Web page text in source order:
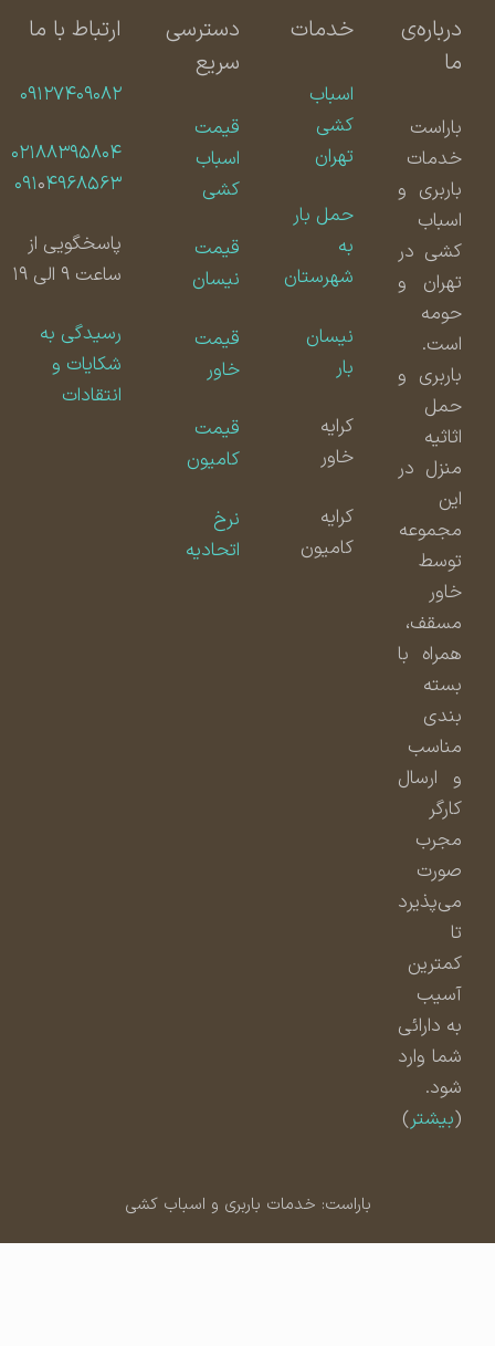
درباره‌ی
باراست
خدمات
باربری و
اسباب
کشی در
تهران و
حومه
است.
باربری و
حمل
اثاثیه
منزل در
مجموعه
توسط
مسقف،
همراه با
بسته
بندی
مناسب
و ارسال
مجرب
صورت
می‌پذیرد
کمترین
آسیب
به دارائی
شما وارد
شود.
بیشتر)
خدمات
اسباب
کشی
تهران
حمل بار
شهرستان
نیسان
کامیون
دسترسی
سریع
قیمت
اسباب
کشی
قیمت
نیسان
قیمت
قیمت
کامیون
اتحادیه
ارتباط با ما
۰۹۱۲۷۴۰۹۰۸۲
۰۲۱۸۸۳۹۵۸۰۴
۰۹۱۰۴۹۶۸۵۶۳
پاسخگویی از
ساعت ۹ الی ۱۹
رسیدگی به
شکایات و
انتقادات
باراست: خدمات باربری و اسباب کشی